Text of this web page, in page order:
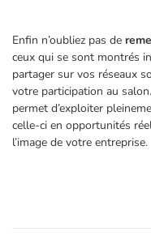
Enfin n’oubliez pas de
ceux qui se sont montrés
partager sur vos réseaux
votre participation au salon.
permet d’exploiter
celle-ci en opportunités
l’image de votre entreprise.